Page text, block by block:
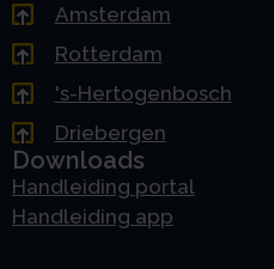
Amsterdam
Rotterdam
's-Hertogenbosch
Driebergen
Downloads
Handleiding portal
Handleiding app